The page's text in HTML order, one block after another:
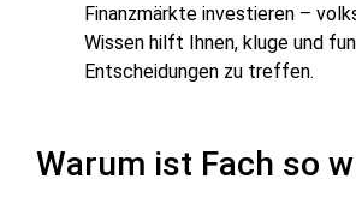
Finanzmärkte investieren –
Wissen hilft Ihnen, kluge und
Entscheidungen zu treffen.
Warum ist Fach so